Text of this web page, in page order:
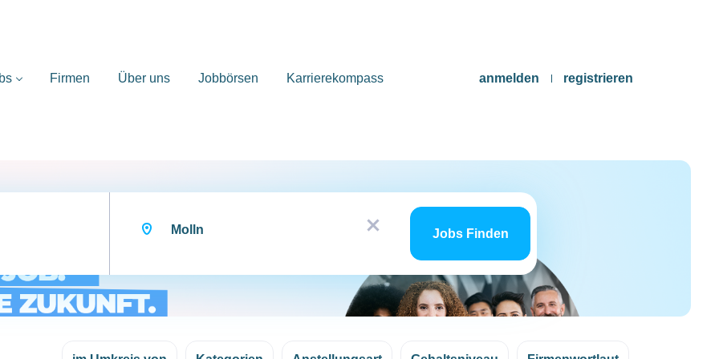
anmelden registrieren
Firmen Über uns Jobbörsen Karrierekompass
x
Jobs
findenJobs Finden